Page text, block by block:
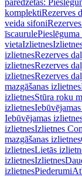
paredzētas:
komplektiRezerves
veida sifoni
īscaurule
vietaIzlietnes
izlietnesRezerves
izlietnesRezerves
izlietnesRezerves
mazgāšanas izlietnes
izlietnesStūra roku
izlietnes
Iebūvējamas
izlietnesIzlietnes
mazgāšanas izlietnes
izlietnesLietās
izlietnesIzlietnes
izlietnesPiederumi